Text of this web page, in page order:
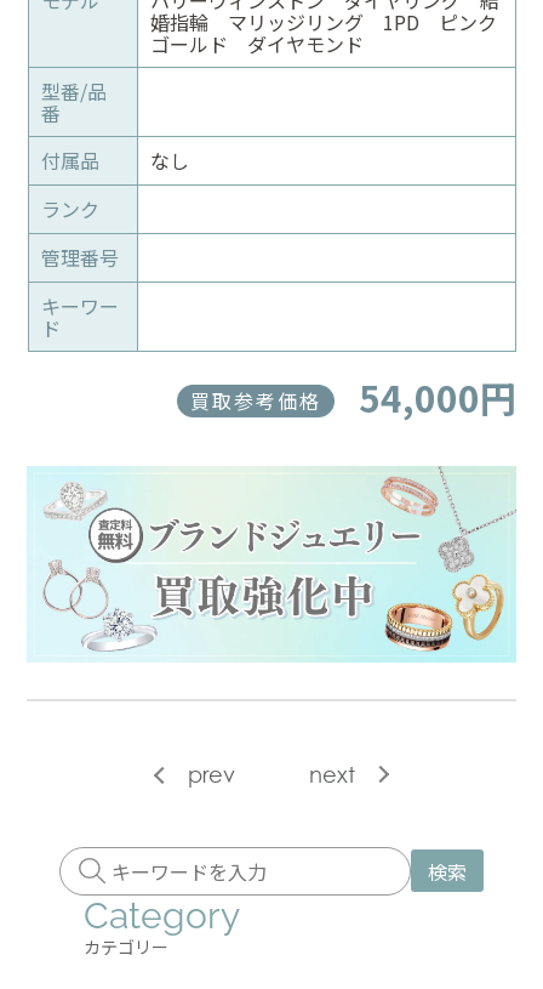
婚指輪 マリッジリング 1PD ピンク
ゴールド ダイヤモンド
型番/品
番
付属品
なし
ランク
管理番号
キーワー
ド
買取参考価格 54,000円
prev next
検索
Category
カテゴリー